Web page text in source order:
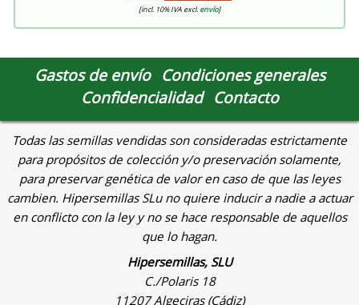
[incl. 10% IVA excl. envío]
Gastos de envío Condiciones generales
Confidencialidad Contacto
Todas las semillas vendidas son consideradas estrictamente
para propósitos de colección y/o preservación solamente,
para preservar genética de valor en caso de que las leyes
cambien. Hipersemillas SLu no quiere inducir a nadie a actuar
en conflicto con la ley y no se hace responsable de aquellos
que lo hagan.
Hipersemillas, SLU
C./Polaris 18
11207 Algeciras (Cádiz)